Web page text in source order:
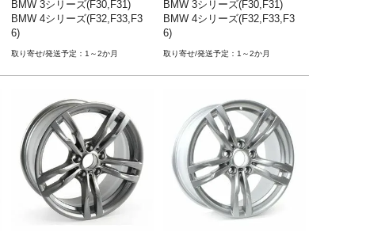
BMW 3シリーズ(F30,F31) 12-19
BMW 4シリーズ(F32,F33,F36) 1
3-20
BMW 3シリーズ(F30,F31)
BMW 4シリーズ(F32,F33,F3
6)
1～2か月
BMW 3シリーズ(F30,F31) 12-19
BMW 4シリーズ(F32,F33,F36) 1
3-20
BMW 3シリーズ(F30,F31)
BMW 4シリーズ(F32,F33,F3
6)
1～2か月